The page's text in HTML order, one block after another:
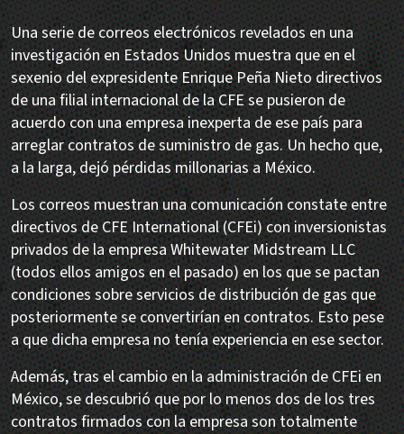
Una serie de correos electrónicos revelados en una
investigación en Estados Unidos muestra que en el
sexenio del expresidente Enrique Peña Nieto directivos
de una filial internacional de la CFE se pusieron de
acuerdo con una empresa inexperta de ese país para
arreglar contratos de suministro de gas. Un hecho que,
a la larga, dejó pérdidas millonarias a México.
Los correos muestran una comunicación constate entre
directivos de CFE International (CFEi) con inversionistas
privados de la empresa Whitewater Midstream LLC
(todos ellos amigos en el pasado) en los que se pactan
condiciones sobre servicios de distribución de gas que
posteriormente se convertirían en contratos. Esto pese
a que dicha empresa no tenía experiencia en ese sector.
Además, tras el cambio en la administración de CFEi en
México, se descubrió que por lo menos dos de los tres
contratos firmados con la empresa son totalmente